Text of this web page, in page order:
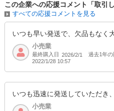
この企業への応援コメント「取引
すべての応援コメントを見る
いつも早い発送で、欠品もなく
小売業
最終購入日 2026/2/1 過去1年
2022/1/28 10:57
いつも迅速に発送していただき
小売業